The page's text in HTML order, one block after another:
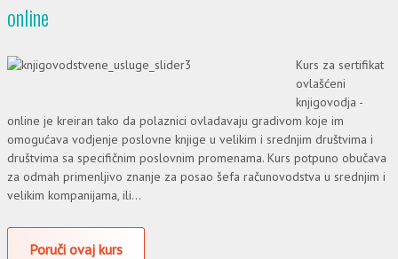
online
Kurs za sertifikat
ovlašćeni
knjigovodja -
online je kreiran tako da polaznici ovladavaju gradivom koje im
omogućava vodjenje poslovne knjige u velikim i srednjim društvima i
društvima sa specifičnim poslovnim promenama. Kurs potpuno obučava
za odmah primenljivo znanje za posao šefa računovodstva u srednjim i
velikim kompanijama, ili...
Poruči ovaj kurs